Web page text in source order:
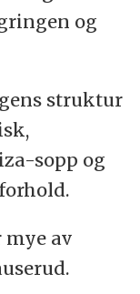
og
struktur
sopp og
mye av